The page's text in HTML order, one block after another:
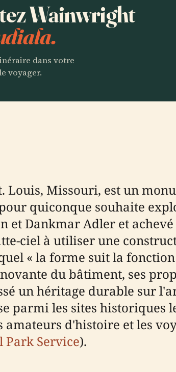
Wainwright
dans votre
voyager.
Louis, Missouri, est un
quiconque souhaite
et Dankmar Adler et
ciel à utiliser une
« la forme suit la
du bâtiment, ses
un héritage durable sur
parmi les sites historiques
amateurs d'histoire et les
Park Service).